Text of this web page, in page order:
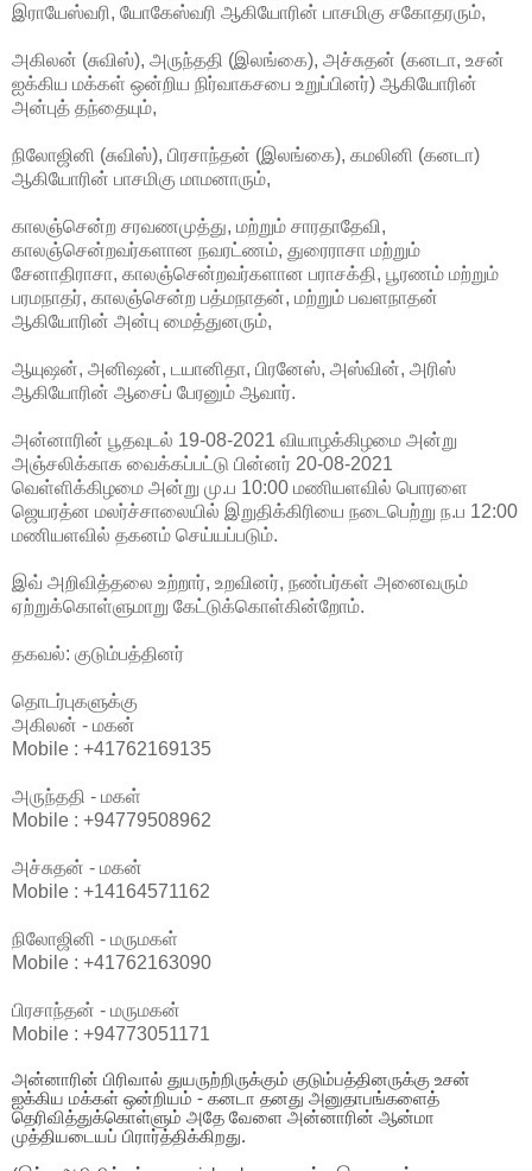
இராயேஸ்வரி, யோகேஸ்வரி ஆகியோரின் பாசமிகு சகோதரரும்,
அகிலன் (சுவிஸ்), அருந்ததி (இலங்கை), அச்சுதன் (கனடா, உசன்
ஐக்கிய மக்கள் ஒன்றிய நிர்வாகசபை உறுப்பினர்) ஆகியோரின்
அன்புத் தந்தையும்,
நிலோஜினி (சுவிஸ்), பிரசாந்தன் (இலங்கை), கமலினி (கனடா)
ஆகியோரின் பாசமிகு மாமனாரும்,
காலஞ்சென்ற சரவணமுத்து, மற்றும் சாரதாதேவி,
காலஞ்சென்றவர்களான நவரட்ணம், துரைராசா மற்றும்
சேனாதிராசா, காலஞ்சென்றவர்களான பராசக்தி, பூரணம் மற்றும்
பரமநாதர், காலஞ்சென்ற பத்மநாதன், மற்றும் பவளநாதன்
ஆகியோரின் அன்பு மைத்துனரும்,
ஆயுஷன், அனிஷன், டயானிதா, பிரனேஸ், அஸ்வின், அரிஸ்
ஆகியோரின் ஆசைப் பேரனும் ஆவார்.
அன்னாரின் பூதவுடல் 19-08-2021 வியாழக்கிழமை அன்று
அஞ்சலிக்காக வைக்கப்பட்டு பின்னர் 20-08-2021
வெள்ளிக்கிழமை அன்று மு.ப 10:00 மணியளவில் பொரளை
ஜெயரத்ன மலர்ச்சாலையில் இறுதிக்கிரியை நடைபெற்று ந.ப 12:00
மணியளவில் தகனம் செய்யப்படும்.
இவ் அறிவித்தலை உற்றார், உறவினர், நண்பர்கள் அனைவரும்
ஏற்றுக்கொள்ளுமாறு கேட்டுக்கொள்கின்றோம்.
தகவல்: குடும்பத்தினர்
தொடர்புகளுக்கு
அகிலன் - மகன்
Mobile : +41762169135
அருந்ததி - மகள்
Mobile : +94779508962
அச்சுதன் - மகன்
Mobile : +14164571162
நிலோஜினி - மருமகள்
Mobile : +41762163090
பிரசாந்தன் - மருமகன்
Mobile : +94773051171
அன்னாரின் பிரிவால் துயருற்றிருக்கும் குடும்பத்தினருக்கு உசன்
ஐக்கிய மக்கள் ஒன்றியம் - கனடா தனது அனுதாபங்களைத்
தெரிவித்துக்கொள்ளும் அதே வேளை அன்னாரின் ஆன்மா
முத்தியடையப் பிரார்த்திக்கிறது.